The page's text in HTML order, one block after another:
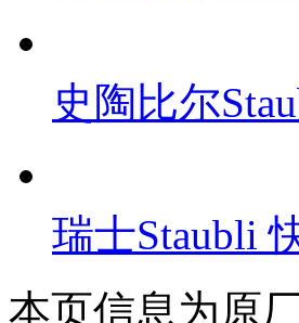
史陶比尔
瑞士Staubli
本页信息为原